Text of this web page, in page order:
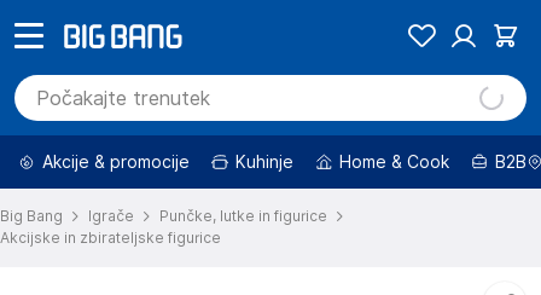
Akcije & promocije Kuhinje Home & Cook B2B
Big Bang Igrače
Punčke, lutke in figurice
Akcijske in zbirateljske figurice